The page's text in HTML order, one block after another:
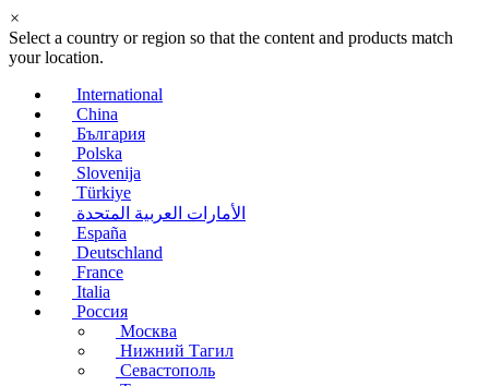
×
Select a country or region so that the content and products match
your location.
International
China
България
Polska
Slovenija
Türkiye
الأمارات العربية المتحدة
España
Deutschland
France
Italia
Россия
Москва
Нижний Тагил
Севастополь